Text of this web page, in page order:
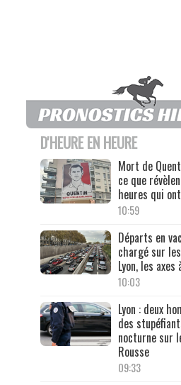
D'HEURE EN HEURE
Mort de
ce que
heures qui
10:59
Départs en
chargé sur
Lyon, les
10:03
Lyon : deux
des
nocturne sur
Rousse
09:33